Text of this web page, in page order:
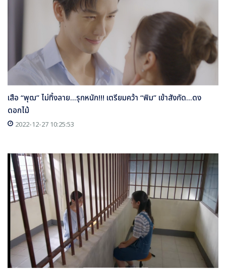
เสือ “พุฒ” ไม่ทิ้งลาย...รุกหนัก!!! เตรียมคว้า “พิม” เข้าสังกัด...ดง
ดอกไม้
2022-12-27 10:25:53